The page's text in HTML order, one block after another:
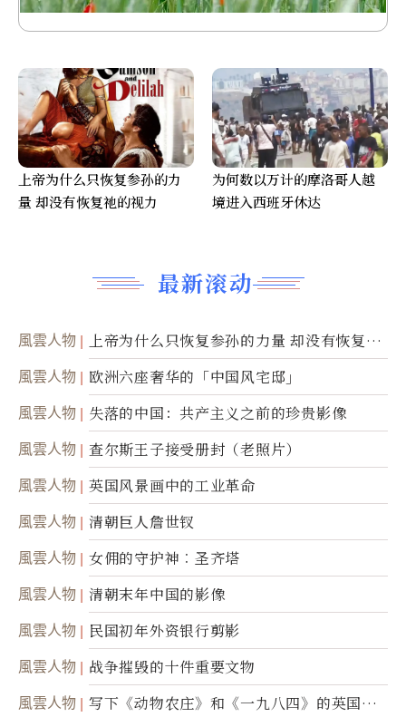
最新滚动
風雲人物
上帝为什么只恢复参孙的力量 却没有恢复祂
的视力
風雲人物 欧洲六座奢华的「中国风宅邸」
風雲人物 失落的中国：共产主义之前的珍贵影像
風雲人物 查尔斯王子接受册封（老照片）
風雲人物 英国风景画中的工业革命
風雲人物 清朝巨人詹世钗
風雲人物 女佣的守护神︰圣齐塔
風雲人物 清朝末年中国的影像
風雲人物 民国初年外资银行剪影
風雲人物 战争摧毁的十件重要文物
風雲人物
写下《动物农庄》和《一九八四》的英国作
上帝为什么只恢复参孙的力
量 却没有恢复祂的视力
为何数以万计的摩洛哥人越
境进入西班牙休达